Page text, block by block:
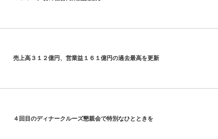
売上高３１２億円、営業益１６１億円の過去最高を更新
４回目のディナークルーズ懇親会で特別なひとときを